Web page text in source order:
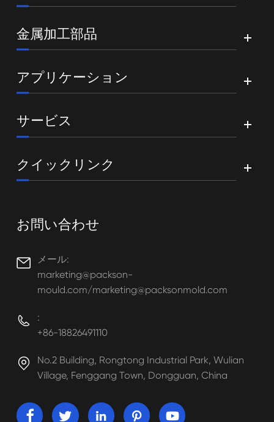
金属加工部品
アプリケーション
サービス
クイックリンク
お問い合わせ

メール:
marketing@packson-
mould.com/marketing@packsonmold.com

:
+86-18826491110

No.2 Building, Rongtong Industrial Park, Wulian
Village, Fenggang Town, Dongguan, China
    